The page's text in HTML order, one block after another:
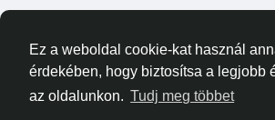
Ez a weboldal cookie-kat használ
érdekében, hogy biztosítsa a legjobb
az oldalunkon. Tudj meg többet